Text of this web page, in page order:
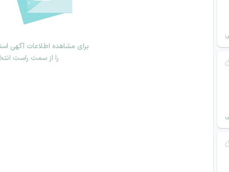
برای مشاهده اطلاعات آگهی
را از سمت راست